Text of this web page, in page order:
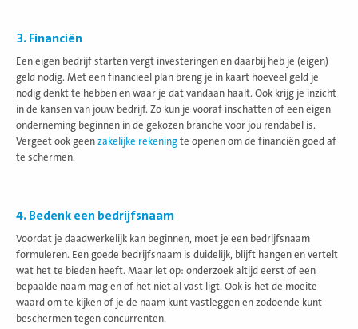
3. Financiën
Een eigen bedrijf starten vergt investeringen en daarbij heb je (eigen)
geld nodig. Met een financieel plan breng je in kaart hoeveel geld je
nodig denkt te hebben en waar je dat vandaan haalt. Ook krijg je inzicht
in de kansen van jouw bedrijf. Zo kun je vooraf inschatten of een eigen
onderneming beginnen in de gekozen branche voor jou rendabel is.
Vergeet ook geen zakelijke rekening te openen om de financiën goed af
te schermen.
4. Bedenk een bedrijfsnaam
Voordat je daadwerkelijk kan beginnen, moet je een bedrijfsnaam
formuleren. Een goede bedrijfsnaam is duidelijk, blijft hangen en vertelt
wat het te bieden heeft. Maar let op: onderzoek altijd eerst of een
bepaalde naam mag en of het niet al vast ligt. Ook is het de moeite
waard om te kijken of je de naam kunt vastleggen en zodoende kunt
beschermen tegen concurrenten.